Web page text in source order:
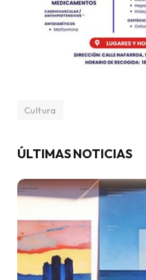
Cultura
ÚLTIMAS NOTICIAS